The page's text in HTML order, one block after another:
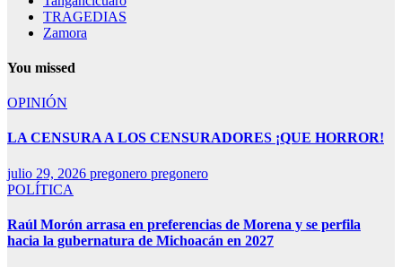
TRAGEDIAS
Zamora
You missed
OPINIÓN
LA CENSURA A LOS CENSURADORES ¡QUE HORROR!
julio 29, 2026 pregonero pregonero
POLÍTICA
Raúl Morón arrasa en preferencias de Morena y se perfila
hacia la gubernatura de Michoacán en 2027